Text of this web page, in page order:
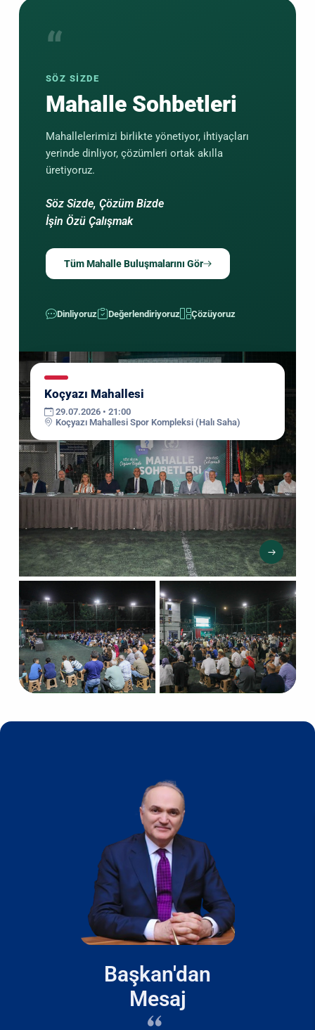
“
SÖZ SİZDE
Mahalle Sohbetleri
Mahallelerimizi birlikte yönetiyor, ihtiyaçları
yerinde dinliyor, çözümleri ortak akılla
üretiyoruz.
Söz Sizde, Çözüm Bizde
İşin Özü Çalışmak
Tüm Mahalle Buluşmalarını Gör
Dinliyoruz Değerlendiriyoruz Çözüyoruz
Koçyazı Mahallesi
29.07.2026 • 21:00
Koçyazı Mahallesi Spor Kompleksi (Halı Saha)
Başkan'dan
Mesaj